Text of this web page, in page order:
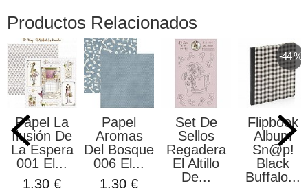
Productos Relacionados
Papel La
Ilusión De
La Espera
001 El...
1,30 €
Papel
Aromas
Del Bosque
006 El...
1,30 €
Set De
Sellos
Regadera
El Altillo
De...
-44 %
Flipbook
Album
Sn@p!
Black
Buffalo...